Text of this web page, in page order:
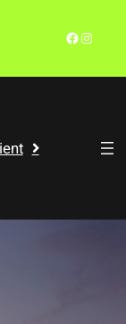
Facebook Instagram